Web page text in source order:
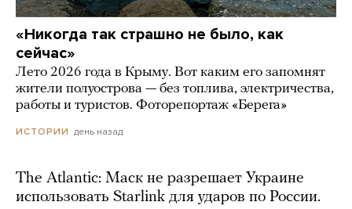
«Никогда так страшно не было, как
сейчас»
Лето 2026 года в Крыму. Вот каким его запомнят
жители полуострова — без топлива, электричества,
работы и туристов. Фоторепортаж «Берега»
ИСТОРИИ день назад
The Atlantic: Маск не разрешает Украине
использовать Starlink для ударов по России.